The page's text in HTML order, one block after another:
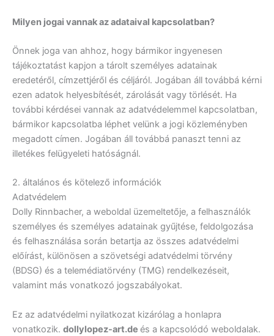
Milyen jogai vannak az adataival kapcsolatban?
Önnek joga van ahhoz, hogy bármikor ingyenesen
tájékoztatást kapjon a tárolt személyes adatainak
eredetéről, címzettjéről és céljáról. Jogában áll továbbá kérni
ezen adatok helyesbítését, zárolását vagy törlését. Ha
további kérdései vannak az adatvédelemmel kapcsolatban,
bármikor kapcsolatba léphet velünk a jogi közleményben
megadott címen. Jogában áll továbbá panaszt tenni az
illetékes felügyeleti hatóságnál.
2. általános és kötelező információk
Adatvédelem
Dolly Rinnbacher, a weboldal üzemeltetője, a felhasználók
személyes és személyes adatainak gyűjtése, feldolgozása
és felhasználása során betartja az összes adatvédelmi
előírást, különösen a szövetségi adatvédelmi törvény
(BDSG) és a telemédiatörvény (TMG) rendelkezéseit,
valamint más vonatkozó jogszabályokat.
Ez az adatvédelmi nyilatkozat kizárólag a honlapra
vonatkozik. dollylopez-art.de és a kapcsolódó weboldalak.